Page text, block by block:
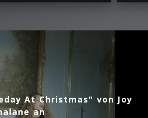
At Christmas" von Joy
an